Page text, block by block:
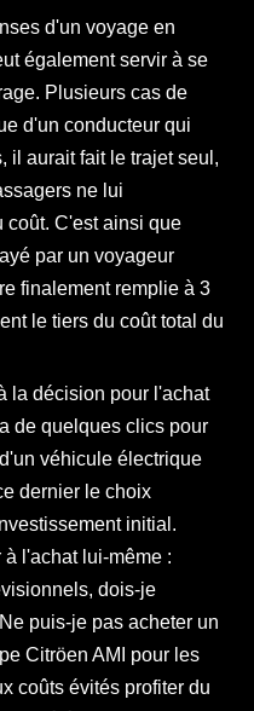
d'un voyage en
également servir à se
Plusieurs cas de
d'un conducteur qui
il aurait fait le trajet seul,
ne lui
coût. C'est ainsi que
par un voyageur
finalement remplie à 3
le tiers du coût total du
la décision pour l'achat
de quelques clics pour
véhicule électrique
dernier le choix
initial.
l'achat lui-même :
dois-je
puis-je pas acheter un
Citröen AMI pour les
coûts évités profiter du